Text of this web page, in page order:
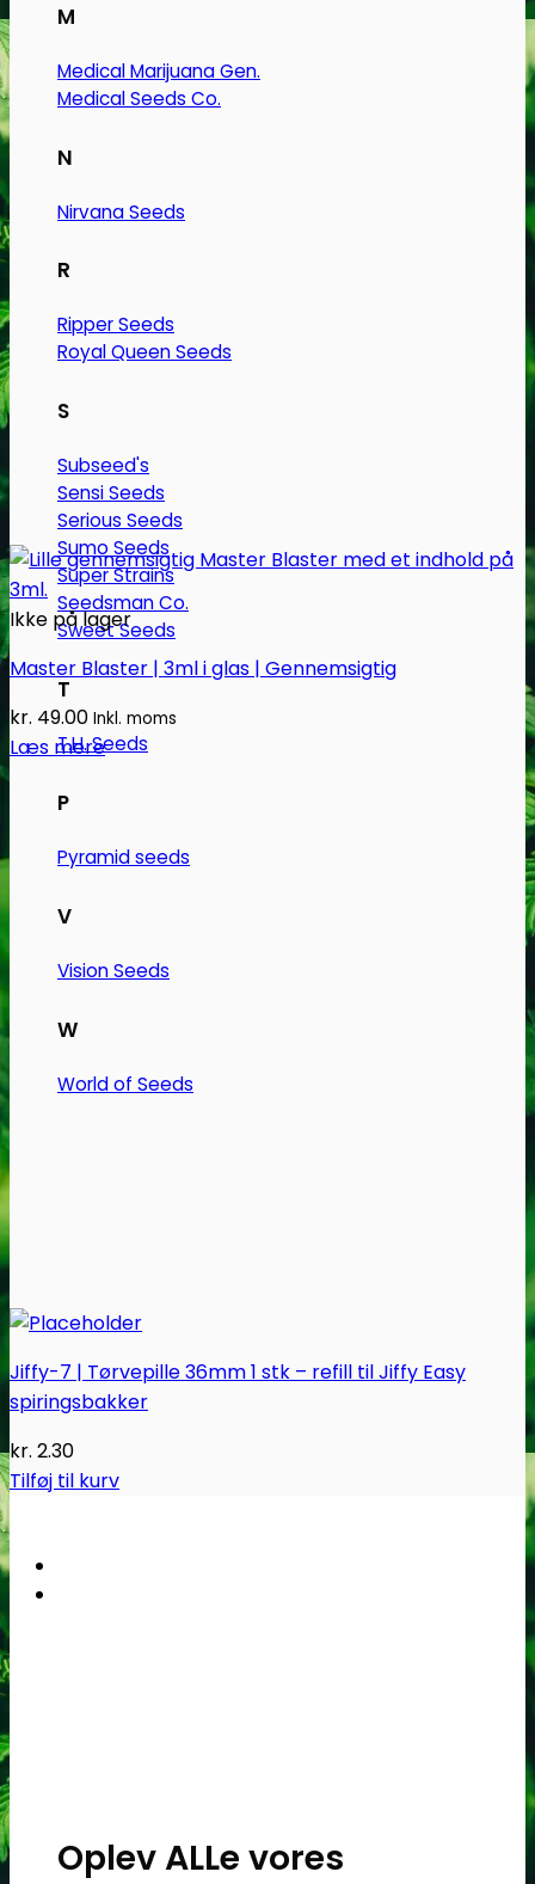
M
Medical Marijuana Gen.
Medical Seeds Co.
N
Nirvana Seeds
R
Ripper Seeds
Royal Queen Seeds
S
Subseed's
Sensi Seeds
Serious Seeds
Sumo Seeds
Super Strains
Seedsman Co.
Sweet Seeds
T
T.H. Seeds
P
Pyramid seeds
V
Vision Seeds
W
World of Seeds
Oplev ALLe vores
Dette
vare
har
flere
varianter.
Mulighederne
vælges
på
varesiden
Ikke på lager
Master Blaster | 3ml i glas | Gennemsigtig
kr. 49.00 Inkl. moms
Læs mere
Jiffy-7 | Tørvepille 36mm 1 stk – refill til Jiffy Easy
spiringsbakker
kr. 2.30
Tilføj til kurv